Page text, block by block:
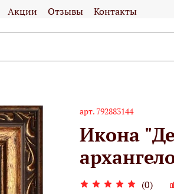
Акции Отзывы Контакты
арт. 792883144
Икона
(0)